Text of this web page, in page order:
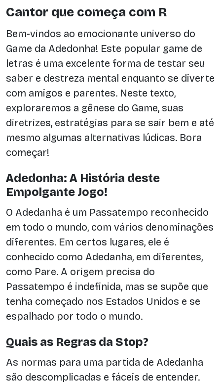
Cantor que começa com R
Bem-vindos ao emocionante universo do
Game da Adedonha! Este popular game de
letras é uma excelente forma de testar seu
saber e destreza mental enquanto se diverte
com amigos e parentes. Neste texto,
exploraremos a gênese do Game, suas
diretrizes, estratégias para se sair bem e até
mesmo algumas alternativas lúdicas. Bora
começar!
Adedonha: A História deste
Empolgante Jogo!
O Adedanha é um Passatempo reconhecido
em todo o mundo, com vários denominações
diferentes. Em certos lugares, ele é
conhecido como Adedanha, em diferentes,
como Pare. A origem precisa do
Passatempo é indefinida, mas se supõe que
tenha começado nos Estados Unidos e se
espalhado por todo o mundo.
Quais as Regras da Stop?
As normas para uma partida de Adedanha
são descomplicadas e fáceis de entender.